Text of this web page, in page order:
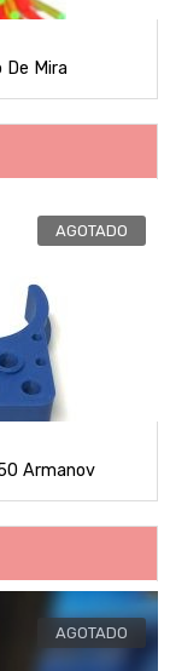
De Mira
AGOTADO
Armanov
AGOTADO